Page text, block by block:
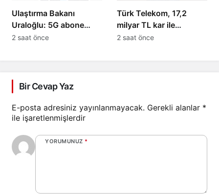
Ulaştırma Bakanı
Uraloğlu: 5G abone
sayısı 4 ayda 44,5
2 saat önce
Türk Telekom, 17,2
milyar TL kar ile
2026’nın ilk yarısında
2 saat önce
Bir Cevap Yaz
E-posta adresiniz yayınlanmayacak. Gerekli alanlar *
ile işaretlenmişlerdir
YORUMUNUZ *